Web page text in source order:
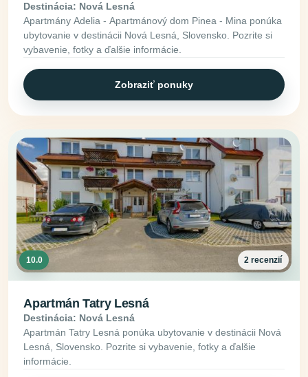
Destinácia: Nová Lesná
Apartmány Adelia - Apartmánový dom Pinea - Mina ponúka
ubytovanie v destinácii Nová Lesná, Slovensko. Pozrite si
vybavenie, fotky a ďalšie informácie.
Zobraziť ponuky
10.0 2 recenzií
Apartmán Tatry Lesná
Destinácia: Nová Lesná
Apartmán Tatry Lesná ponúka ubytovanie v destinácii Nová
Lesná, Slovensko. Pozrite si vybavenie, fotky a ďalšie
informácie.